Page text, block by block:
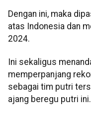
Dengan ini, maka
atas Indonesia dan
2024.
Ini sekaligus
memperpanjang
sebagai tim putri
ajang beregu putri ini.